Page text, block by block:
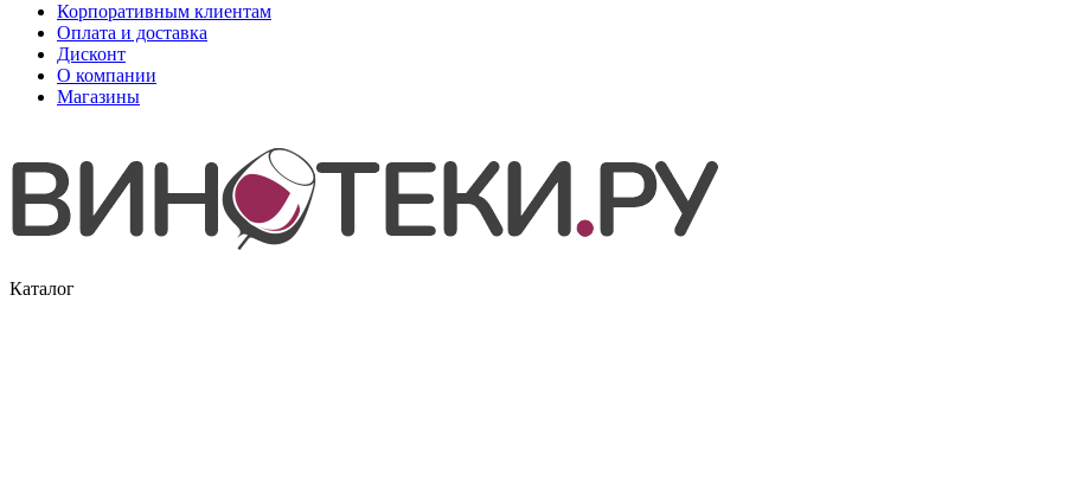
Корпоративным клиентам
Оплата и доставка
Дисконт
О компании
Магазины
Каталог